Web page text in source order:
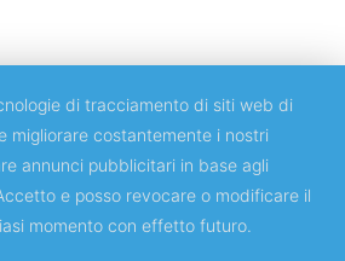
degli Studi di Roma "Tor Vergata"
di tracciamento di siti web di
migliorare costantemente i nostri
annunci pubblicitari in base agli
e posso revocare o modificare il
momento con effetto futuro.